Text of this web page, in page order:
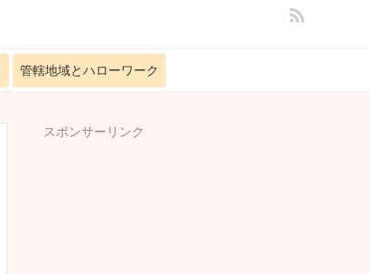
管轄地域とハローワーク
スポンサーリンク